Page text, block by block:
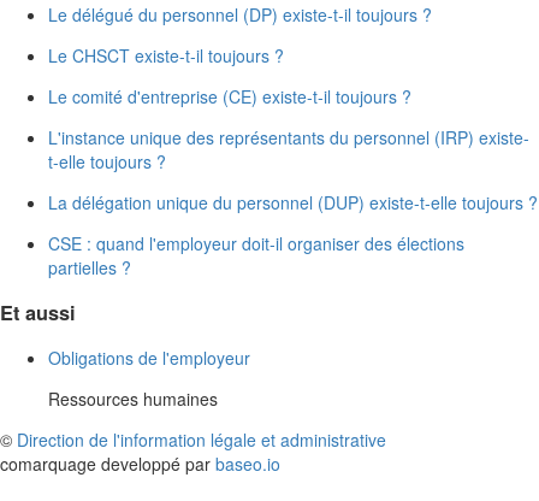
Le délégué du personnel (DP) existe-t-il toujours ?
Le CHSCT existe-t-il toujours ?
Le comité d'entreprise (CE) existe-t-il toujours ?
L'instance unique des représentants du personnel (IRP) existe-
t-elle toujours ?
La délégation unique du personnel (DUP) existe-t-elle toujours ?
CSE : quand l'employeur doit-il organiser des élections
partielles ?
Et aussi
Obligations de l'employeur
Ressources humaines
© Direction de l'information légale et administrative
comarquage developpé par baseo.io